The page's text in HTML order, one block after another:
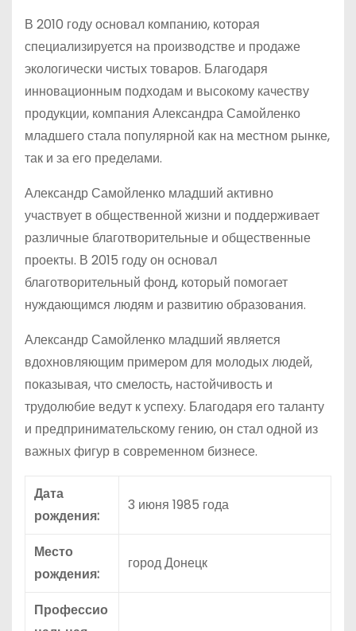
В 2010 году основал компанию, которая
специализируется на производстве и продаже
экологически чистых товаров. Благодаря
инновационным подходам и высокому качеству
продукции, компания Александра Самойленко
младшего стала популярной как на местном рынке,
так и за его пределами.
Александр Самойленко младший активно
участвует в общественной жизни и поддерживает
различные благотворительные и общественные
проекты. В 2015 году он основал
благотворительный фонд, который помогает
нуждающимся людям и развитию образования.
Александр Самойленко младший является
вдохновляющим примером для молодых людей,
показывая, что смелость, настойчивость и
трудолюбие ведут к успеху. Благодаря его таланту
и предпринимательскому гению, он стал одной из
важных фигур в современном бизнесе.
Дата
рождения:
3 июня 1985 года
Место
рождения:
город Донецк
Профессио